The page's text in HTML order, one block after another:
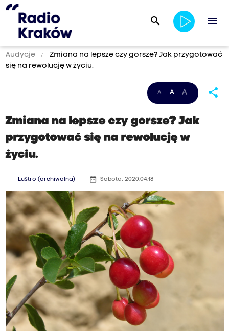
search menu
Audycje
Zmiana na lepsze czy gorsze? Jak przygotować
się na rewolucję w życiu.
A A A share
Zmiana na lepsze czy gorsze? Jak
przygotować się na rewolucję w
życiu.
Lustro (archiwalna) date_range Sobota, 2020.04.18